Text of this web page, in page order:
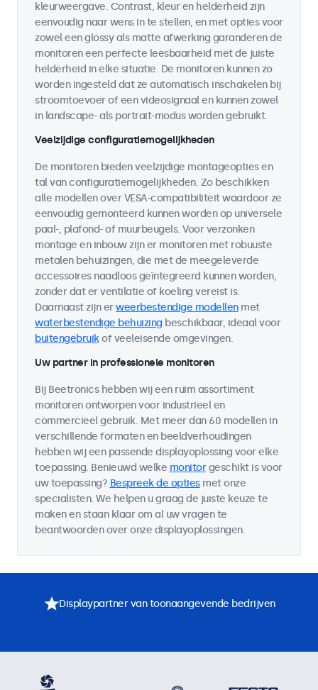
kleurweergave. Contrast, kleur en helderheid zijn
eenvoudig naar wens in te stellen, en met opties voor
zowel een glossy als matte afwerking garanderen de
monitoren een perfecte leesbaarheid met de juiste
helderheid in elke situatie. De monitoren kunnen zo
worden ingesteld dat ze automatisch inschakelen bij
stroomtoevoer of een videosignaal en kunnen zowel
in landscape- als portrait-modus worden gebruikt.
Veelzijdige configuratiemogelijkheden
De monitoren bieden veelzijdige montageopties en
tal van configuratiemogelijkheden. Zo beschikken
alle modellen over VESA-compatibiliteit waardoor ze
eenvoudig gemonteerd kunnen worden op universele
paal-, plafond- of muurbeugels. Voor verzonken
montage en inbouw zijn er monitoren met robuuste
metalen behuizingen, die met de meegeleverde
accessoires naadloos geïntegreerd kunnen worden,
zonder dat er ventilatie of koeling vereist is.
Daarnaast zijn erweerbestendige modellenmet
waterbestendige behuizing beschikbaar, ideaal voor
buitengebruikof veeleisende omgevingen.
Uw partner in professionele monitoren
Bij Beetronics hebben wij een ruim assortiment
monitoren ontworpen voor industrieel en
commercieel gebruik. Met meer dan 60 modellen in
verschillende formaten en beeldverhoudingen
hebben wij een passende displayoplossing voor elke
toepassing. Benieuwd welke monitorgeschikt is voor
uw toepassing? Bespreek de optiesmet onze
specialisten. We helpen u graag de juiste keuze te
maken en staan klaar om al uw vragen te
beantwoorden over onze displayoplossingen.
Displaypartner van toonaangevende bedrijven